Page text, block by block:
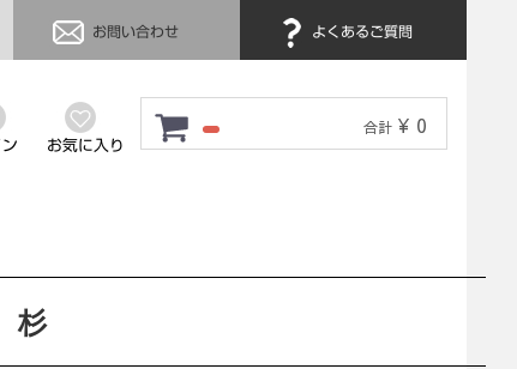
お問い合わせ よくあるご質問
合計 ¥ 0
お気に入り
杉